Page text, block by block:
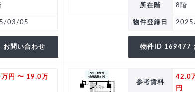
03/05
問い合わせ
所在階 8階
物件登録日
物件ID 169477
円 〜 19.0万
参考賃料
42.0
円